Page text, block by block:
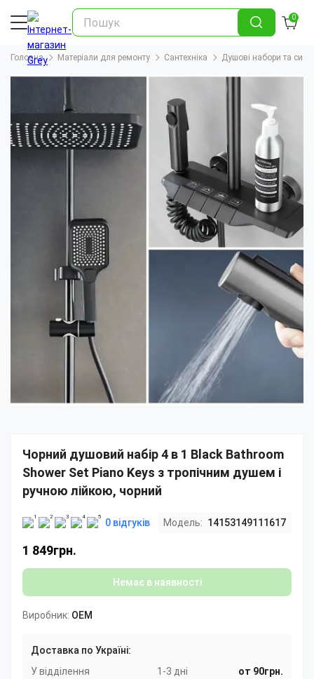
0
Головна Матеріали для ремонту Сантехніка Душові набори та
Чорний душовий набір 4 в 1 Black Bathroom
Shower Set Piano Keys з тропічним душем і
ручною лійкою, чорний
0 відгуків Модель: 14153149111617
1 849грн.
Немає в наявності
Виробник: OEM
Доставка по Україні:
У відділення
1-3 дні
от 90грн.